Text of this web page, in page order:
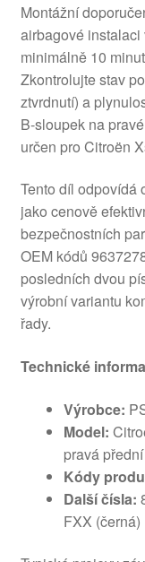
Montážní
airbagové
minimálně 10
Zkontrolujte stav
ztvrdnutí) a
B‑sloupek na
určen pro Citroën
Tento díl odpovídá
jako cenově
bezpečnostních
OEM kódů
posledních dvou
výrobní variantu
řady.
Technické
Výrobce:
Model:
pravá
Kódy
Další čísla:
FXX (černá)